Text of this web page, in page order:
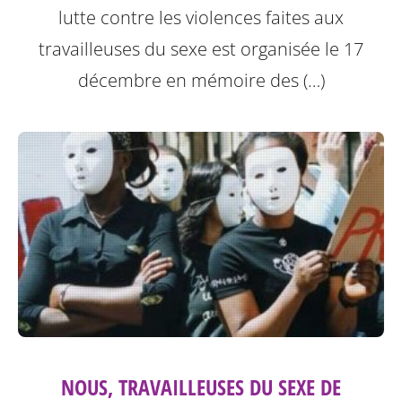
lutte contre les violences faites aux
travailleuses du sexe est organisée le 17
décembre en mémoire des (…)
NOUS, TRAVAILLEUSES DU SEXE DE